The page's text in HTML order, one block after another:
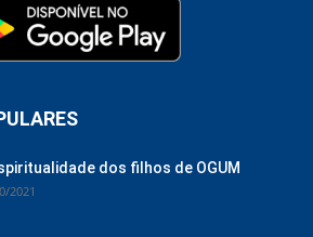
dos filhos de OGUM
2021